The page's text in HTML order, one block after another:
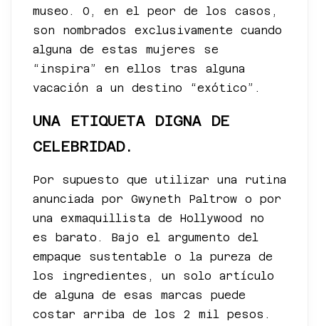
museo. O, en el peor de los casos,
son nombrados exclusivamente cuando
alguna de estas mujeres se
“inspira” en ellos tras alguna
vacación a un destino “exótico”.
UNA ETIQUETA DIGNA DE
CELEBRIDAD.
Por supuesto que utilizar una rutina
anunciada por Gwyneth Paltrow o por
una exmaquillista de Hollywood no
es barato. Bajo el argumento del
empaque sustentable o la pureza de
los ingredientes, un solo artículo
de alguna de esas marcas puede
costar arriba de los 2 mil pesos.